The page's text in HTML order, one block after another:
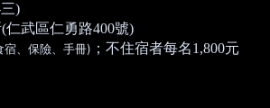
三)
(仁武區仁勇路400號)
宿、保險、手冊) ；不住宿者每名1,800元